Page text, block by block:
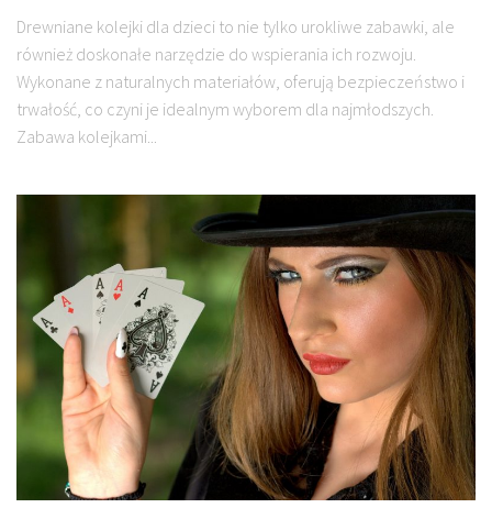
Drewniane kolejki dla dzieci to nie tylko urokliwe zabawki, ale
również doskonałe narzędzie do wspierania ich rozwoju.
Wykonane z naturalnych materiałów, oferują bezpieczeństwo i
trwałość, co czyni je idealnym wyborem dla najmłodszych.
Zabawa kolejkami...